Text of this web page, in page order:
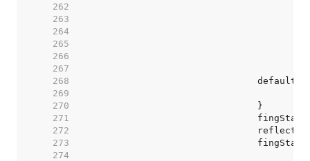
   262
   263
   264
   265
   266
   267
   268
   269
   270
   271
   272
   273
   274